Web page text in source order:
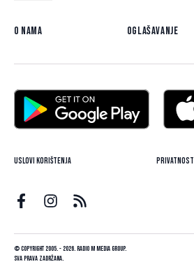
O nama Oglašavanje
Uslovi korištenja Privatnost
© Copyright 2005. - 2026. Radio M Media Group.
Sva prava zadržana.